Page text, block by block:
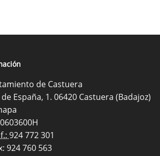
de Castuera
de España, 1. 06420 Castuera (Badajoz)
924 772 301
924 760 563